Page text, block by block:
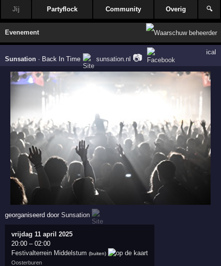
Jij Partyflock Community Overig 🔍
Evenement
Sunsation · Back In Time sunsation.nl 📷
ical
georganiseerd doorSunsation
vrijdag 11 april 2025
20:00 –02:00
Festivalterrein Middelstum (buiten)
Oosterburen